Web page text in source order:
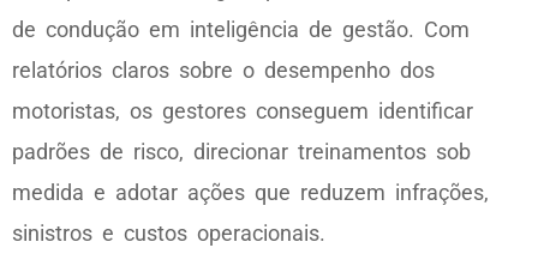
de condução em inteligência de gestão. Com
relatórios claros sobre o desempenho dos
motoristas, os gestores conseguem identificar
padrões de risco, direcionar treinamentos sob
medida e adotar ações que reduzem infrações,
sinistros e custos operacionais.